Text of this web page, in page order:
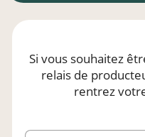
Si vous souhaitez
relais de
rentrez